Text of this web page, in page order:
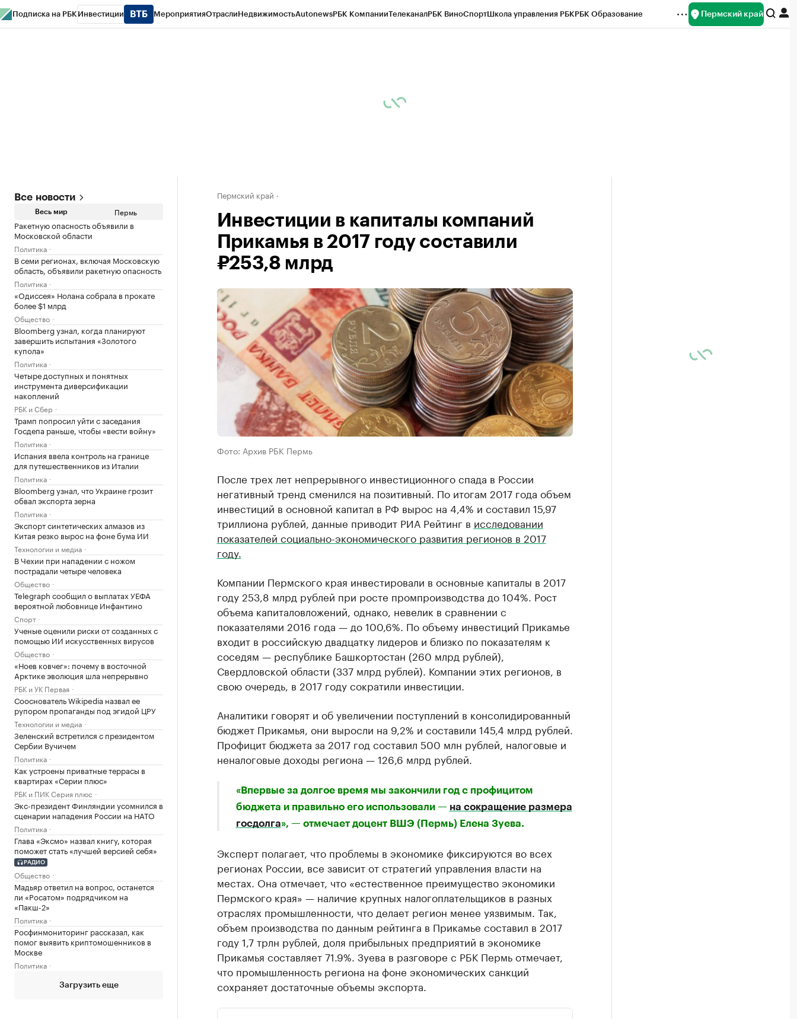
Подписка на РБК Инвестиции МероприятияОтраслиНедвижимостьAutonewsРБК КомпанииТелеканалРБК ВиноСпортШкола управления РБКРБК Образование Пермский край
Все новости
Весь мир Пермь
Ракетную опасность объявили в
Московской области
Политика
В семи регионах, включая Московскую
область, объявили ракетную опасность
Политика
«Одиссея» Нолана собрала в прокате
более $1 млрд
Общество
Bloomberg узнал, когда планируют
завершить испытания «Золотого
купола»
Политика
Четыре доступных и понятных
инструмента диверсификации
накоплений
РБК и Сбер
Трамп попросил уйти с заседания
Госдепа раньше, чтобы «вести войну»
Политика
Испания ввела контроль на границе
для путешественников из Италии
Политика
Bloomberg узнал, что Украине грозит
обвал экспорта зерна
Политика
Экспорт синтетических алмазов из
Китая резко вырос на фоне бума ИИ
Технологии и медиа
В Чехии при нападении с ножом
пострадали четыре человека
Общество
Telegraph сообщил о выплатах УЕФА
вероятной любовнице Инфантино
Спорт
Ученые оценили риски от созданных с
помощью ИИ искусственных вирусов
Общество
«Ноев ковчег»: почему в восточной
Арктике эволюция шла непрерывно
РБК и УК Первая
Сооснователь Wikipedia назвал ее
рупором пропаганды под эгидой ЦРУ
Технологии и медиа
Зеленский встретился с президентом
Сербии Вучичем
Политика
Как устроены приватные террасы в
квартирах «Серии плюс»
РБК и ПИК Серия плюс
Экс-президент Финляндии усомнился в
сценарии нападения России на НАТО
Политика
Глава «Эксмо» назвал книгу, которая
поможет стать «лучшей версией себя»
РАДИО
Общество
Мадьяр ответил на вопрос, останется
ли «Росатом» подрядчиком на
«Пакш-2»
Политика
Росфинмониторинг рассказал, как
помог выявить криптомошенников в
Москве
Политика
Загрузить еще
Пермский край
Инвестиции в капиталы компаний
Прикамья в 2017 году составили
₽253,8 млрд
Фото: Архив РБК Пермь
После трех лет непрерывного инвестиционного спада в России
негативный тренд сменился на позитивный. По итогам 2017 года объем
инвестиций в основной капитал в РФ вырос на 4,4% и составил 15,97
триллиона рублей, данные приводит РИА Рейтинг в исследовании
показателей социально-экономического развития регионов в 2017
году.
Компании Пермского края инвестировали в основные капиталы в 2017
году 253,8 млрд рублей при росте промпроизводства до 104%. Рост
объема капиталовложений, однако, невелик в сравнении с
показателями 2016 года — до 100,6%. По объему инвестиций Прикамье
входит в российскую двадцатку лидеров и близко по показателям к
соседям — республике Башкортостан (260 млрд рублей),
Свердловской области (337 млрд рублей). Компании этих регионов, в
свою очередь, в 2017 году сократили инвестиции.
Аналитики говорят и об увеличении поступлений в консолидированный
бюджет Прикамья, они выросли на 9,2% и составили 145,4 млрд рублей.
Профицит бюджета за 2017 год составил 500 млн рублей, налоговые и
неналоговые доходы региона — 126,6 млрд рублей.
«Впервые за долгое время мы закончили год с профицитом
бюджета и правильно его использовали — на сокращение размера
госдолга», — отмечает доцент ВШЭ (Пермь) Елена Зуева.
​Эксперт полагает, что проблемы в экономике фиксируются во всех
регионах России, все зависит от стратегий управления власти на
местах. Она отмечает, что «естественное преимущество экономики
Пермского края» — наличие крупных налогоплательщиков в разных
отраслях промышленности, что делает регион менее уязвимым. Так,
объем производства по данным рейтинга в Прикамье составил в 2017
году 1,7 трлн рублей, доля прибыльных предприятий в экономике
Прикамья составляет 71.9%. Зуева в разговоре с РБК Пермь отмечает,
что промышленность региона на фоне экономических санкций
сохраняет достаточные объемы экспорта.